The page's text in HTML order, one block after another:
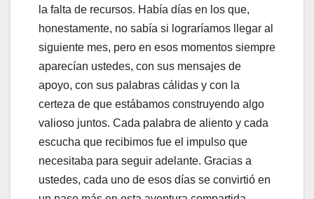
la falta de recursos. Había días en los que,
honestamente, no sabía si lograríamos llegar al
siguiente mes, pero en esos momentos siempre
aparecían ustedes, con sus mensajes de
apoyo, con sus palabras cálidas y con la
certeza de que estábamos construyendo algo
valioso juntos. Cada palabra de aliento y cada
escucha que recibimos fue el impulso que
necesitaba para seguir adelante. Gracias a
ustedes, cada uno de esos días se convirtió en